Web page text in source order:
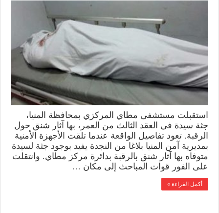
استقبلت مستشفى مطاي المركزي بمحافظة المنيا،
جثة سيدة في العقد الثالث من العمر، بها آثار شنق حول
الرقبة. تعود تفاصيل الواقعة عندما تلقت الأجهزة الأمنية
بمديرية آمن المنيا بلاغا من النجدة يفيد بوجود جثة لسيدة
متوفاه بها آثار شنق بالرقبة بدائرة مركز مطاي. وانتقلت
على الفور قوات المباحث إلى مكان …
أكمل القراءة »